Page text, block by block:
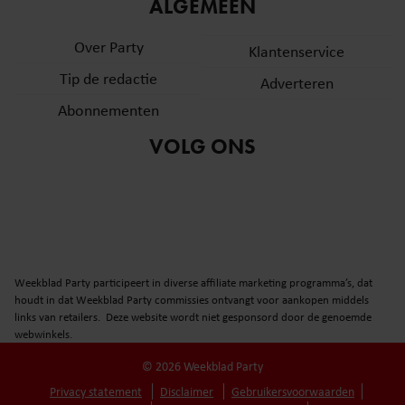
partners kunnen deze gegevens combineren met andere
verzameld op basis van uw gebruik van hun services. U
gaat akkoord met onze cookies als u onze website blijft
ALGEMEEN
Over Party
Tip de redactie
Abonnementen
Klantenservice
Adverteren
VOLG ONS
Weekblad Party participeert in diverse affiliate marketing programma’s, dat
houdt in dat Weekblad Party commissies ontvangt voor aankopen middels
links van retailers. Deze website wordt niet gesponsord door de genoemde
webwinkels.
© 2026 Weekblad Party
Privacy statement
Disclaimer
Gebruikersvoorwaarden